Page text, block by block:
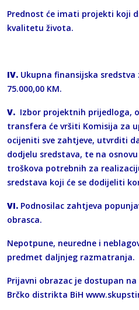
Prednost će imati projekti koji
kvalitetu života.
IV. Ukupna finansijska sredstva
75.000,00 KM.
V. Izbor projektnih prijedloga,
transfera će vršiti Komisija za
ocijeniti sve zahtjeve, utvrditi
dodjelu sredstava, te na
troškova potrebnih za
sredstava koji će se dodijeliti
VI. Podnosilac zahtjeva
obrasca.
Nepotpune, neuredne i
predmet daljnjeg razmatranja.
Prijavni obrazac je dostupan
Brčko distrikta BiH